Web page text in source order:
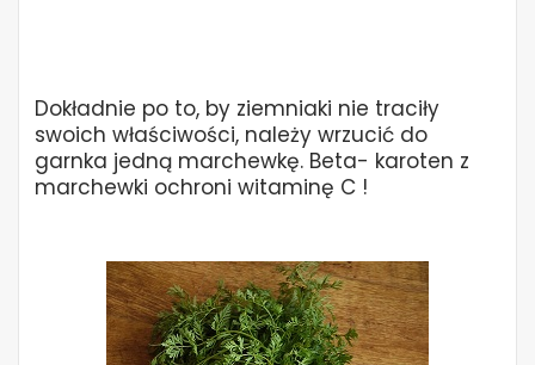
Dokładnie po to, by ziemniaki nie traciły
swoich właściwości, należy wrzucić do
garnka jedną marchewkę. Beta- karoten z
marchewki ochroni witaminę C !